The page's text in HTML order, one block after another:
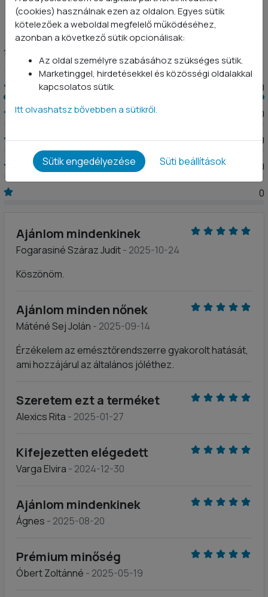
5
10 értékelés
10
0
0
0
0
Ajánlom mindenkinek
Fogarasiné Száraz Judit- 2025-10-24
Köszönöm.
Ajánlom minden nőnek
Máténé Sej Jolán - 2025-09-14
Érzékelem az emésztőrendszerre gyakorolt hatását,
ami hozzájárul az általános jóléthez.
Szeretem ezt a terméket
Alexics Rita - 2025-01-27
Kifejezetten elégedett
Varga Elvira - 2024-12-30
Ajánlom mindenkinek
Ágnes - 2025-08-20
Prémium minőség
Óbert Zoltánné - 2025-05-19
(cookies) használnak ezen az oldalon. Egyes sütik
kötelezőek a weboldal megfelelő működéséhez,
azonban a következő sütik opcionálisak:
Az oldal személyre szabásához szükséges sütik.
Marketinggel, hirdetésekkel és közösségi oldalakkal
kapcsolatos sütik.
Itt olvashatsz bővebben a sütikről.
Sütik engedélyezése Süti beállítások